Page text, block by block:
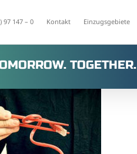
97 147 – 0 Kontakt Einzugsgebiete
TOGETHER.